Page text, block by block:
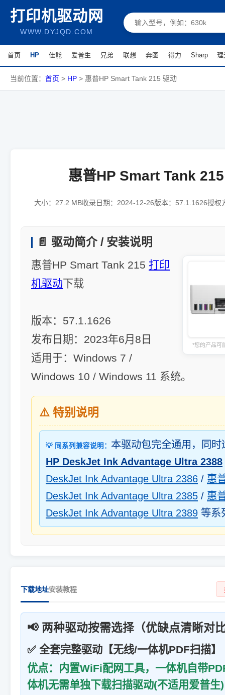
打印机驱动网
WWW.DYJQD.COM
首页 HP 佳能 爱普生 兄弟 联想 奔图 得力 Sharp 理
当前位置： 首页 > HP > 惠普HP Smart Tank 215 驱动
惠普HP Smart Tank
大小： 27.2 MB收录日期： 2024-12-26版本： 57.1.1626授权
📄 驱动简介 / 安装说明
*您的产品可
惠普HP Smart Tank 215 打印
机驱动下载
版本：57.1.1626
发布日期：2023年6月8日
适用于：Windows 7 /
Windows 10 / Windows 11 系统。
⚠️ 特别说明
💡 同系列兼容说明： 本驱动包完全通用，同
HP DeskJet Ink Advantage Ultra 2388
DeskJet Ink Advantage Ultra 2386 / 惠
DeskJet Ink Advantage Ultra 2385 / 惠
DeskJet Ink Advantage Ultra 2389 等系
下载地址安装教程
📢 两种驱动按需选择（优缺点清晰对
✅ 全套完整驱动【无线/一体机PDF扫描】
优点：内置WiFi配网工具，一体机自带
体机无需单独下载扫描驱动(不适用爱普生